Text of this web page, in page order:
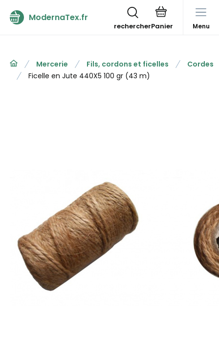
ModernaTex.fr
rechercher Menu
Mercerie Fils, cordons et ficelles
Cordes
Ficelle en Jute 440X5 100 gr (43 m)